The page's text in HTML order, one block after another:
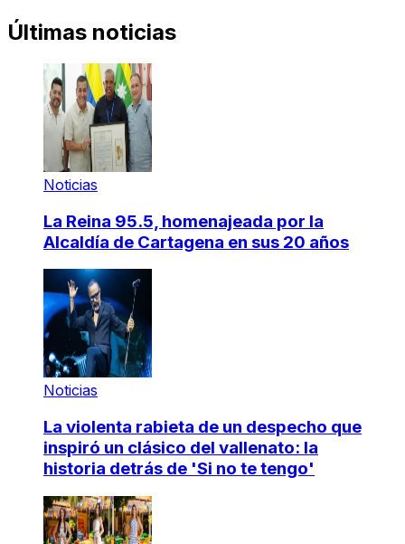
Últimas noticias
Noticias
La Reina 95.5, homenajeada por la
Alcaldía de Cartagena en sus 20 años
Noticias
La violenta rabieta de un despecho que
inspiró un clásico del vallenato: la
historia detrás de 'Si no te tengo'